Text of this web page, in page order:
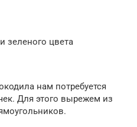
зеленого цвета
нам потребуется
Для этого вырежем из